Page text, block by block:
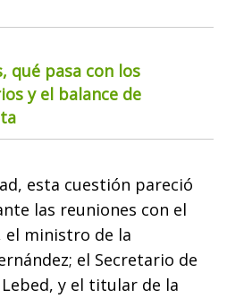
qué pasa con los
y el balance de
esta cuestión pareció
las reuniones con el
el ministro de la
el Secretario de
y el titular de la